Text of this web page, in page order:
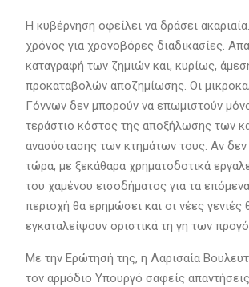
Η κυβέρνηση οφείλει να δράσει
χρόνος για χρονοβόρες διαδικασίες.
καταγραφή των ζημιών και, κυρίως,
προκαταβολών αποζημίωσης. Οι
Γόννων δεν μπορούν να επωμιστούν
τεράστιο κόστος της αποξήλωσης των
ανασύστασης των κτημάτων τους. Αν δεν
τώρα, με ξεκάθαρα χρηματοδοτικά
του χαμένου εισοδήματος για τα
περιοχή θα ερημώσει και οι νέες γενιές
εγκαταλείψουν οριστικά τη γη των
Με την Ερώτησή της, η Λαρισαία
τον αρμόδιο Υπουργό σαφείς απαντήσεις